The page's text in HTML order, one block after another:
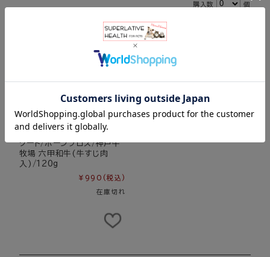
購入数 個
クート/ボーンブロス/神戸牛
牧場 六甲和牛(牛すじ肉
入)/120g
¥990 (税込)
在庫切れ